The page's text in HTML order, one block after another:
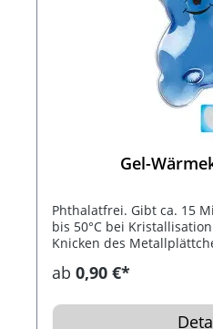
Gel-
Phthalatfrei. Gibt ca. 15
bis 50°C bei
Knicken des
Wasser legen. Bis 1.000
ab 0,90 €*